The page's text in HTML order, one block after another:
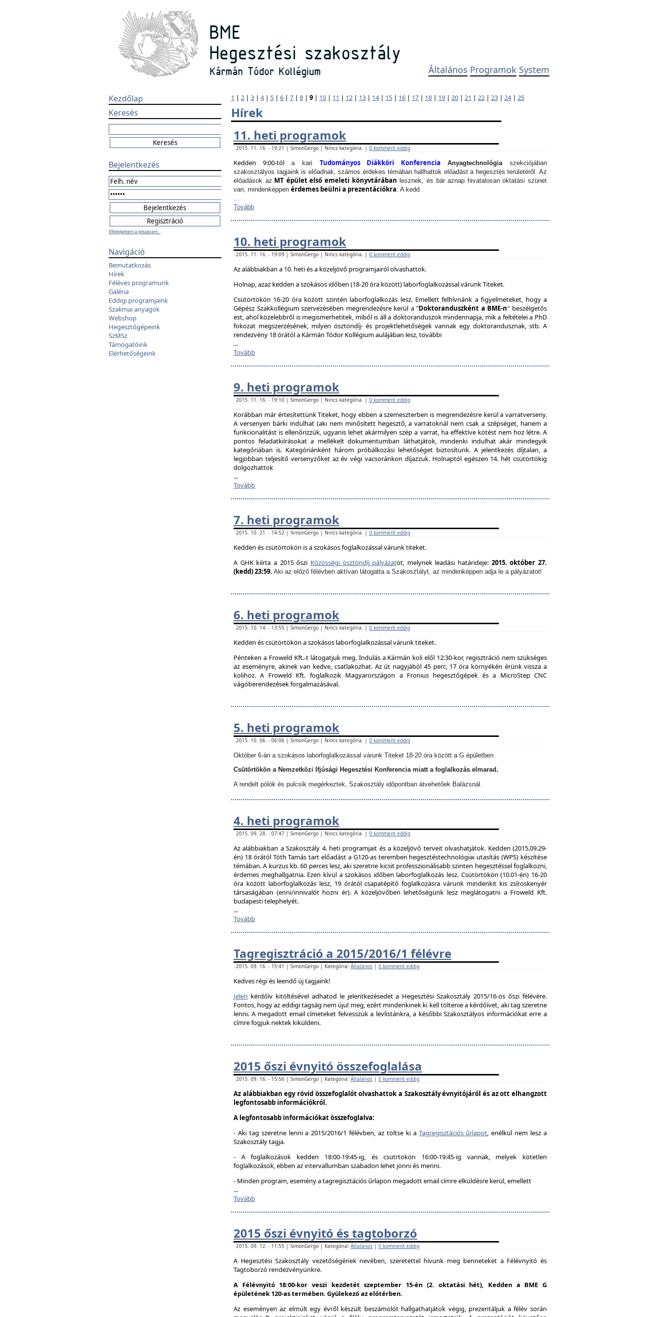
Általános Programok System
Kezdőlap
Keresés
Bejelentkezés
Elfelejtettem a jelszavam...
Navigáció
Bemutatkozás
Hírek
Féléves programunk
Galéria
Eddigi programjaink
Szakmai anyagok
Webshop
Hegesztőgépeink
SzMSz
Támogatóink
Elérhetőségeink
1 | 2 | 3 | 4| 5 | 6 | 7 | 8 | 9 | 10 | 11 | 12 | 13 | 14| 15 | 16 | 17 | 18 | 19 | 20 | 21 | 22 | 23 | 24| 25
Hírek
11. heti programok
2015. 11. 16. - 19:21 | SimonGergo | Nincs kategória. | 0 komment eddig
Kedden 9:00-tól a kari Tudományos Diákköri Konferencia Anyagtechnológiaszekciójában
szakosztályos tagjaink is előadnak, számos érdekes témában hallhattok előadást a hegesztés területéről. Az
előadások az MT épület első emeleti könyvtárában lesznek, és bár aznap hivatalosan oktatási szünet
van, mindenképpen érdemes beülni a prezentációkra. A kedd
...
Tovább
10. heti programok
2015. 11. 16. - 19:09 | SimonGergo | Nincs kategória. | 0 komment eddig
Az alábbiakban a 10. heti és a közeljövő programjairól olvashattok.
Holnap, azaz kedden a szokásos időben (18-20 óra között) laborfoglalkozással várunk Titeket.
Csütörtökön 16-20 óra között szintén laborfoglalkozás lesz. Emellett felhívnánk a figyelmeteket, hogy a
Gépész Szakkollégium szervezésében megrendezésre kerül a "Doktoranduszként a BME-n" beszélgetős
est, ahol közelebbről is megismerhetitek, miből is áll a doktoranduszok mindennapja, mik a feltételei a PhD
fokozat megszerzésének, milyen ösztöndíj- és projektlehetőségek vannak egy doktorandusznak, stb. A
rendezvény 18 órától a Kármán Tódor Kollégium aulájában lesz, további
...
Tovább
9. heti programok
2015. 11. 16. - 19:10 | SimonGergo | Nincs kategória. | 0 komment eddig
Korábban már értesítettünk Titeket, hogy ebben a szemeszterben is megrendezésre kerül a varratverseny.
A versenyen bárki indulhat (aki nem minősített hegesztő, a varratoknál nem csak a szépséget, hanem a
funkcionalitást is ellenőrizzük, ugyanis lehet akármilyen szép a varrat, ha effektíve kötést nem hoz létre. A
pontos feladatkiírásokat a mellékelt dokumentumban láthatjátok, mindenki indulhat akár mindegyik
kategóriában is. Kategóriánként három próbálkozási lehetőséget biztosítunk. A jelentkezés díjtalan, a
legjobban teljesítő versenyzőket az év végi vacsoránkon díjazzuk. Holnaptól egészen 14. hét csütörtökig
dolgozhattok
...
Tovább
7. heti programok
2015. 10. 21. - 14:52 | SimonGergo | Nincs kategória. | 0 komment eddig
Kedden és csütörtökön is a szokásos foglalkozással várunk titeket.
A GHK kiírta a 2015 őszi Közösségi ösztöndíj pályázatot, melynek leadási határideje: 2015. október 27.
(kedd) 23:59. Aki az előző félévben aktívan látogatta a Szakosztályt, az mindenképpen adja le a pályázatot!
6. heti programok
2015. 10. 14. - 13:55 | SimonGergo | Nincs kategória. | 0 komment eddig
Kedden és csütörtökön a szokásos laborfoglalkozással várunk titeket.
Pénteken a Froweld Kft.-t látogatjuk meg. Indulás a Kármán koli elől 12:30-kor, regisztráció nem szükséges
az eseményre, akinek van kedve, csatlakozhat. Az út nagyjából 45 perc, 17 óra környékén érünk vissza a
kolihoz. A Froweld Kft. foglalkozik Magyarországon a Fronius hegesztőgépek és a MicroStep CNC
vágóberendezések forgalmazásával.
5. heti programok
2015. 10. 06. - 06:06 | SimonGergo | Nincs kategória. | 0 komment eddig
Október 6-án a szokásos laborfoglalkozással várunk Titeket 18-20 óra között a G épületben.
Csütörtökön a Nemzetközi Ifjúsági Hegesztési Konferencia miatt a foglalkozás elmarad.
A rendelt pólók és pulcsik megérkeztek, Szakosztály időpontban átvehetőek Balázsnál.
4. heti programok
2015. 09. 28. - 07:47 | SimonGergo | Nincs kategória. | 0 komment eddig
Az alábbiakban a Szakosztály 4. heti programjait és a közeljövő terveit olvashatjátok. Kedden (2015.09.29-
én) 18 órától Tóth Tamás tart előadást a G120-as teremben hegesztéstechnológiai utasítás (WPS) készítése
témában. A kurzus kb. 60 perces lesz, aki szeretne kicsit professzionálisabb szinten hegesztéssel foglalkozni,
érdemes meghallgatnia. Ezen kívül a szokásos időben laborfoglalkozás lesz. Csütörtökön (10.01-én) 16-20
óra között laborfoglalkozás lesz, 19 órától csapatépítő foglalkozásra várunk mindenkit kis zsíroskenyér
társaságában (enni/innivalót hozni ér). A közeljövőben lehetőségünk lesz meglátogatni a Froweld Kft.
budapesti telephelyét.
...
Tovább
Tagregisztráció a 2015/2016/1 félévre
2015. 09. 16. - 15:41 | SimonGergo | Kategória: Általános | 0 komment eddig
Kedves régi és leendő új tagjaink!
Jelen kérdőív kitöltésével adhatod le jelentkezésedet a Hegesztési Szakosztály 2015/16-ös őszi félévére.
Fontos, hogy az eddigi tagság nem újul meg, ezért mindenkinek ki kell töltenie a kérdőívet, aki tag szeretne
lenni. A megadott email címeteket felvesszük a levlistánkra, a későbbi Szakosztályos információkat erre a
címre fogjuk nektek kiküldeni.
2015 őszi évnyitó összefoglalása
2015. 09. 16. - 15:56 | SimonGergo | Kategória: Általános | 0 komment eddig
Az alábbiakban egy rövid összefoglalót olvashattok a Szakosztály évnyitójáról és az ott elhangzott
legfontosabb információkról.
A legfontosabb információkat összefoglalva:
- Aki tag szeretne lenni a 2015/2016/1 félévben, az töltse ki a Tagregisztációs űrlapot, enélkül nem lesz a
Szakosztály tagja.
- A foglalkozások kedden 18:00-19:45-ig, és csütrtökön 16:00-19:45-ig vannak, melyek kötetlen
foglalkozások, ebben az intervallumban szabadon lehet jönni és menni.
- Minden program, esemény a tagregisztációs űrlapon megadott email címre elküldésre kerül, emellett
...
Tovább
2015 őszi évnyitó és tagtoborzó
2015. 09. 12. - 11:55 | SimonGergo | Kategória: Általános | 0 komment eddig
A Hegesztési Szakosztály vezetőségének nevében, szeretettel hívunk meg benneteket a Félévnyitó és
Tagtoborzó rendezvényünkre.
A Félévnyitó 18:00-kor veszi kezdetét szeptember 15-én (2. oktatási hét), Kedden a BME G
épületének 120-as termében. Gyülekező az előtérben.
Az eseményen az elmúlt egy évről készült beszámolót hallgathatjátok végig, prezentáljuk a félév során